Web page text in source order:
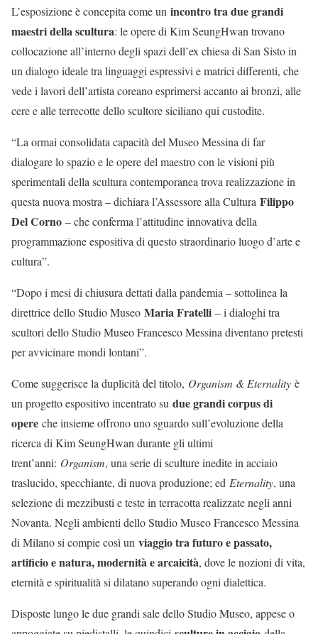
L’esposizione è concepita come un incontro tra due grandi
maestri della scultura: le opere di Kim SeungHwan trovano
collocazione all’interno degli spazi dell’ex chiesa di San Sisto in
un dialogo ideale tra linguaggi espressivi e matrici differenti, che
vede i lavori dell’artista coreano esprimersi accanto ai bronzi, alle
cere e alle terrecotte dello scultore siciliano qui custodite.
“La ormai consolidata capacità del Museo Messina di far
dialogare lo spazio e le opere del maestro con le visioni più
sperimentali della scultura contemporanea trova realizzazione in
questa nuova mostra – dichiara l’Assessore alla Cultura Filippo
Del Corno – che conferma l’attitudine innovativa della
programmazione espositiva di questo straordinario luogo d’arte e
cultura”.
“Dopo i mesi di chiusura dettati dalla pandemia – sottolinea la
direttrice dello Studio Museo Maria Fratelli – i dialoghi tra
scultori dello Studio Museo Francesco Messina diventano pretesti
per avvicinare mondi lontani”.
Come suggerisce la duplicità del titolo, Organism & Eternality è
un progetto espositivo incentrato su due grandi corpus di
opere che insieme offrono uno sguardo sull’evoluzione della
ricerca di Kim SeungHwan durante gli ultimi
trent’anni: Organism, una serie di sculture inedite in acciaio
traslucido, specchiante, di nuova produzione; ed Eternality, una
selezione di mezzibusti e teste in terracotta realizzate negli anni
Novanta. Negli ambienti dello Studio Museo Francesco Messina
di Milano si compie così un viaggio tra futuro e passato,
artificio e natura, modernità e arcaicità, dove le nozioni di vita,
eternità e spiritualità si dilatano superando ogni dialettica.
Disposte lungo le due grandi sale dello Studio Museo, appese o